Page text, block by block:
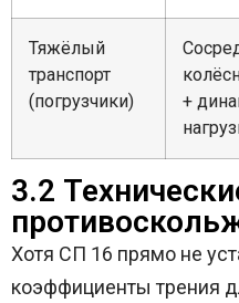
Тяжёлый
транспорт
(погрузчики)
+
3.2
Хотя СП 16 прямо не
коэффициенты трения